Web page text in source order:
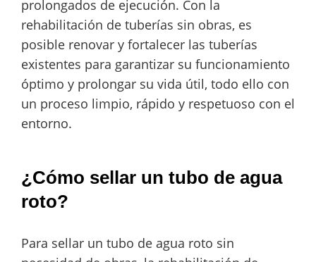
prolongados de ejecución. Con la
rehabilitación de tuberías sin obras, es
posible renovar y fortalecer las tuberías
existentes para garantizar su funcionamiento
óptimo y prolongar su vida útil, todo ello con
un proceso limpio, rápido y respetuoso con el
entorno.
¿Cómo sellar un tubo de agua
roto?
Para sellar un tubo de agua roto sin